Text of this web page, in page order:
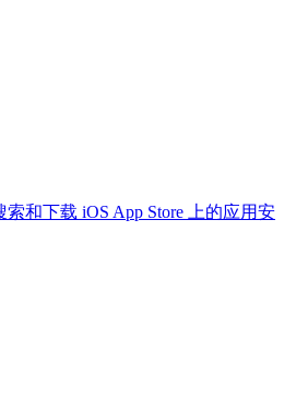
和下载 iOS App Store 上的应用安